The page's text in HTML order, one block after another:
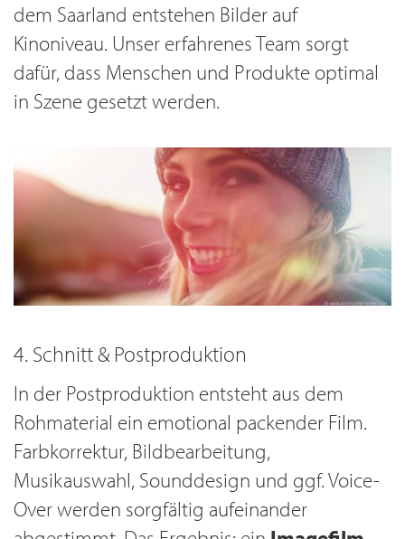
dem Saarland entstehen Bilder auf
Kinoniveau. Unser erfahrenes Team sorgt
dafür, dass Menschen und Produkte optimal
in Szene gesetzt werden.
4. Schnitt & Postproduktion
In der Postproduktion entsteht aus dem
Rohmaterial ein emotional packender Film.
Farbkorrektur, Bildbearbeitung,
Musikauswahl, Sounddesign und ggf. Voice-
Over werden sorgfältig aufeinander